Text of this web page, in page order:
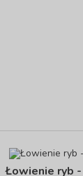
Łowienie ryb